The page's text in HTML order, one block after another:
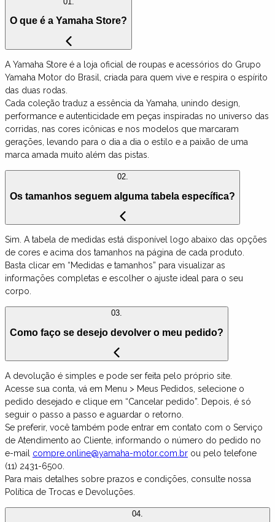
O que é a Yamaha Store?
A Yamaha Store é a loja oficial de roupas e acessórios do Grupo
Yamaha Motor do Brasil, criada para quem vive e respira o espírito
das duas rodas.
Cada coleção traduz a essência da Yamaha, unindo design,
performance e autenticidade em peças inspiradas no universo das
corridas, nas cores icônicas e nos modelos que marcaram
gerações, levando para o dia a dia o estilo e a paixão de uma
marca amada muito além das pistas.
02.
Os tamanhos seguem alguma tabela específica?
Sim. A tabela de medidas está disponível logo abaixo das opções
de cores e acima dos tamanhos na página de cada produto.
Basta clicar em “Medidas e tamanhos” para visualizar as
informações completas e escolher o ajuste ideal para o seu
corpo.
03.
Como faço se desejo devolver o meu pedido?
A devolução é simples e pode ser feita pelo próprio site.
Acesse sua conta, vá em Menu > Meus Pedidos, selecione o
pedido desejado e clique em “Cancelar pedido”. Depois, é só
seguir o passo a passo e aguardar o retorno.
Se preferir, você também pode entrar em contato com o Serviço
de Atendimento ao Cliente, informando o número do pedido no
e-mail compre.online@yamaha-motor.com.br ou pelo telefone
(11) 2431-6500.
Para mais detalhes sobre prazos e condições, consulte nossa
Política de Trocas e Devoluções.
04.